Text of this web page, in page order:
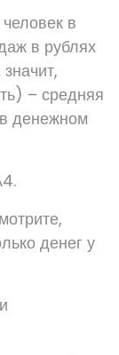
в
в рублях
– средняя
денежном
денег у